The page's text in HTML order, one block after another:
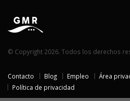
© Copyright 2026. Todos los derechos
Contacto Blog Empleo Área
Política de privacidad